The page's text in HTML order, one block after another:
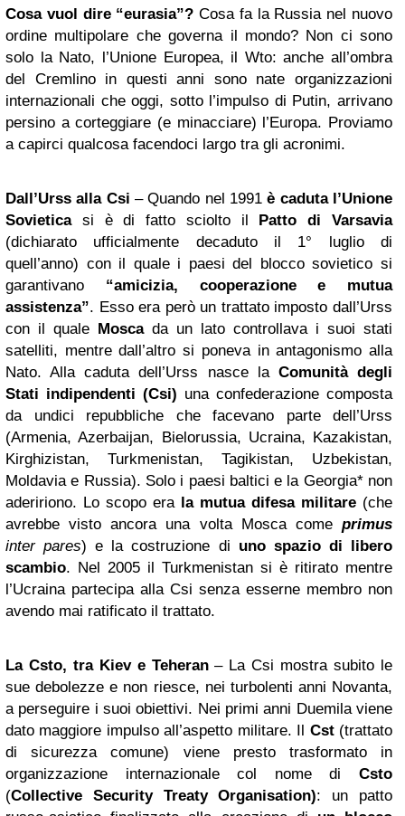
Cosa vuol dire “eurasia”? Cosa fa la Russia nel nuovo
ordine multipolare che governa il mondo? Non ci sono
solo la Nato, l’Unione Europea, il Wto: anche all’ombra
del Cremlino in questi anni sono nate organizzazioni
internazionali che oggi, sotto l’impulso di Putin, arrivano
persino a corteggiare (e minacciare) l’Europa. Proviamo
a capirci qualcosa facendoci largo tra gli acronimi.
Dall’Urss alla Csi – Quando nel 1991è caduta l’Unione
Sovieticasi è di fatto sciolto il Patto di Varsavia
(dichiarato ufficialmente decaduto il 1° luglio di
quell’anno) con il quale i paesi del blocco sovietico si
garantivano “amicizia, cooperazione e mutua
assistenza”. Esso era però un trattato imposto dall’Urss
con il quale Moscada un lato controllava i suoi stati
satelliti, mentre dall’altro si poneva in antagonismo alla
Nato. Alla caduta dell’Urss nasce la Comunità degli
Stati indipendenti (Csi) una confederazione composta
da undici repubbliche che facevano parte dell’Urss
(Armenia, Azerbaijan, Bielorussia, Ucraina, Kazakistan,
Kirghizistan, Turkmenistan, Tagikistan, Uzbekistan,
Moldavia e Russia). Solo i paesi baltici e la Georgia* non
adeririono. Lo scopo era la mutua difesa militare (che
avrebbe visto ancora una volta Mosca come primus
inter pares) e la costruzione di uno spazio di libero
scambio. Nel 2005 il Turkmenistan si è ritirato mentre
l’Ucraina partecipa alla Csi senza esserne membro non
avendo mai ratificato il trattato.
La Csto, tra Kieve Teheran– La Csi mostra subito le
sue debolezze e non riesce, nei turbolenti anni Novanta,
a perseguire i suoi obiettivi. Nei primi anni Duemila viene
dato maggiore impulso all’aspetto militare. Il Cst(trattato
di sicurezza comune) viene presto trasformato in
organizzazione internazionale col nome di Csto
(Collective Security Treaty Organisation): un patto